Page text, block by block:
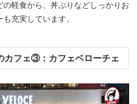
の軽食から、丼ぶりなどしっかりお
も充実しています。
カフェ③：カフェベローチェ